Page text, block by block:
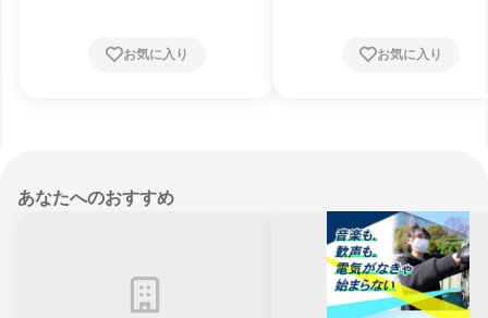
お気に入り お気に入り
あなたへのおすすめ